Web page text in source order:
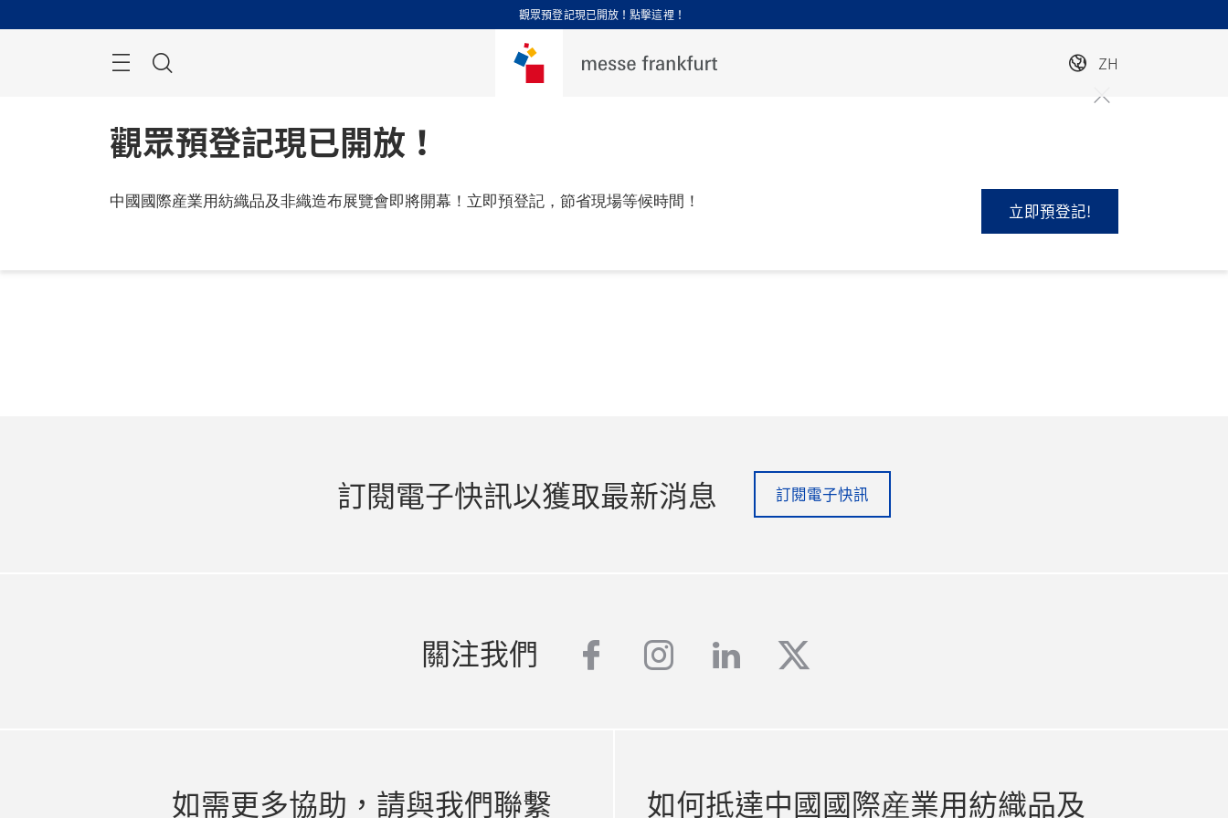
過
觀眾預登記現已開放！點擊這裡！
搜
ZH
觀眾預登記現已開放！
中國國際産業用紡織品及非織造布展覽會即將開幕！立即預登記，節省現場等候時間！ 立即預登記!
訂閱電子快訊以獲取最新消息 訂閱電子快訊
關注我們 facebook
instagram
linkedintwitter
如需更多協助，請與我們聯繫 如何抵達中國國際産業用紡織品及